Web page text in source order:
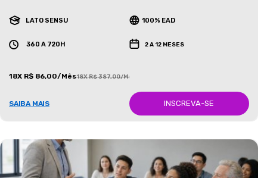
LATO SENSU 100% EAD
360 A 720H 2 A 12 MESES
18X R$ 86,00/Mês18X R$ 387,00/Mês
SAIBA MAIS INSCREVA-SE